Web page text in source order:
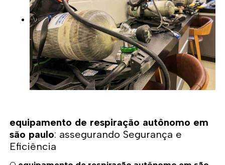
equipamento de respiração autônomo em
são paulo: assegurando Segurança e
Eficiência